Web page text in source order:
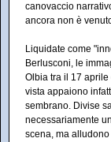
canovaccio
ancora non è
Liquidate come
Berlusconi, le
Olbia tra il 17
vista appaiono
sembrano. Divise
necessariamente
scena, ma